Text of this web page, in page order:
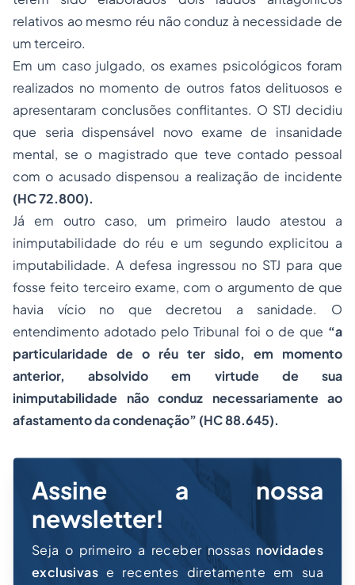
relativos ao mesmo réu não conduz à necessidade de
um terceiro.
Em um caso julgado, os exames psicológicos foram
realizados no momento de outros fatos delituosos e
apresentaram conclusões conflitantes. O STJ decidiu
que seria dispensável novo exame de insanidade
mental, se o magistrado que teve contado pessoal
com o acusado dispensou a realização de incidente
(HC 72.800).
Já em outro caso, um primeiro laudo atestou a
inimputabilidade do réu e um segundo explicitou a
imputabilidade. A defesa ingressou no STJ para que
fosse feito terceiro exame, com o argumento de que
havia vício no que decretou a sanidade. O
entendimento adotado pelo Tribunal foi o de que “a
particularidade de o réu ter sido, em momento
anterior, absolvido em virtude de sua
inimputabilidade não conduz necessariamente ao
afastamento da condenação” (HC 88.645).
Assine a nossa
newsletter!
Seja o primeiro a receber nossas novidades
exclusivas e recentes diretamente em sua